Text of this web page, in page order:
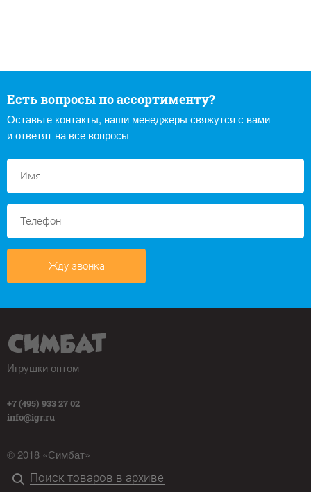
Есть вопросы по ассортименту?
Оставьте контакты, наши менеджеры свяжутся с вами
и ответят на все вопросы
Жду звонка
Игрушки оптом
+7 (495) 933 27 02
info@igr.ru
© 2018 «Симбат»